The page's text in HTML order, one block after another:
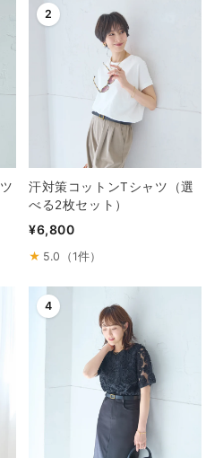
2
汗対策コットンTシャツ（選
べる2枚セット）
¥6,800
★ 5.0（1件）
4